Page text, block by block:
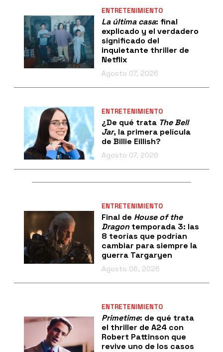
ENTRETENIMIENTO
La última casa: final
explicado y el verdadero
significado del
inquietante thriller de
Netflix
Agosto 07, 2026
ENTRETENIMIENTO
¿De qué trata The Bell
Jar, la primera película
de Billie Eillish?
Agosto 07, 2026
ENTRETENIMIENTO
Final de House of the
Dragontemporada 3: las
8 teorías que podrían
cambiar para siempre la
guerra Targaryen
Agosto 06, 2026
ENTRETENIMIENTO
Primetime: de qué trata
el thriller de A24 con
Robert Pattinson que
revive uno de los casos